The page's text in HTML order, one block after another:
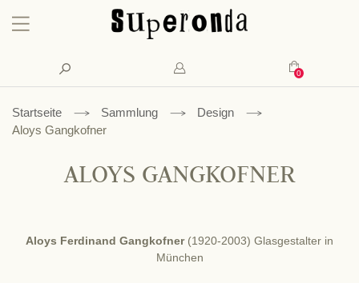
Konto
Mein
Suche
Startseite Sammlung
Design
Aloys Gangkofner
ALOYS GANGKOFNER
Aloys Ferdinand Gangkofner(1920-2003) Glasgestalter in
München